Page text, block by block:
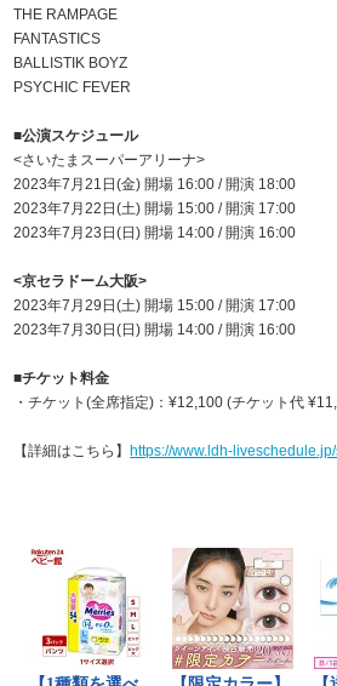
THE RAMPAGE
FANTASTICS
BALLISTIK BOYZ
PSYCHIC FEVER
■公演スケジュール
<さいたまスーパーアリーナ>
2023年7月21日(金) 開場 16:00 / 開演 18:00
2023年7月22日(土) 開場 15:00 / 開演 17:00
2023年7月23日(日) 開場 14:00 / 開演 16:00
<京セラドーム大阪>
2023年7月29日(土) 開場 15:00 / 開演 17:00
2023年7月30日(日) 開場 14:00 / 開演 16:00
■チケット料金
・チケット(全席指定)：¥12,100 (チケット代
【詳細はこちら】 https://www.ldh-